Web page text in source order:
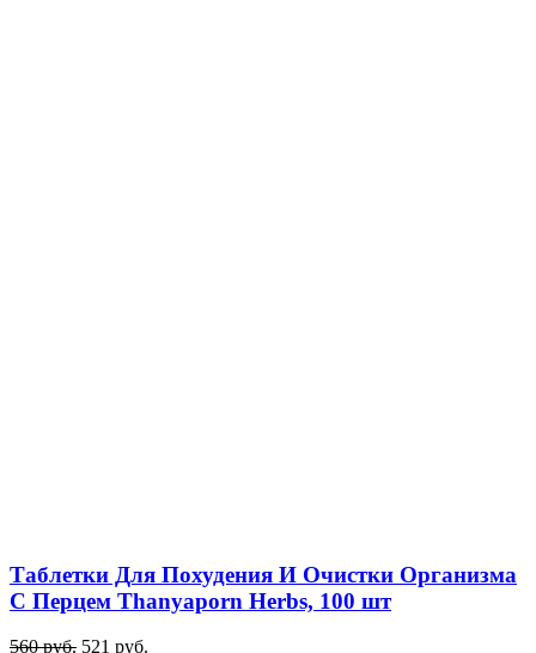
Таблетки Для Похудения И Очистки Организма
С Перцем Thanyaporn Herbs, 100 шт
560руб. 521 руб.